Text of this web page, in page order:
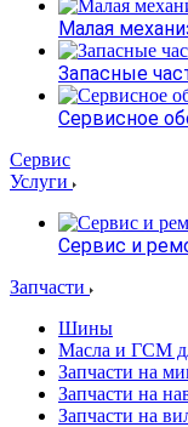
Малая
Запасные
Сервисное
Сервис
Услуги
Сервис и
Запчасти
Шины
Масла и ГСМ
Запчасти на
Запчасти на
Запчасти на